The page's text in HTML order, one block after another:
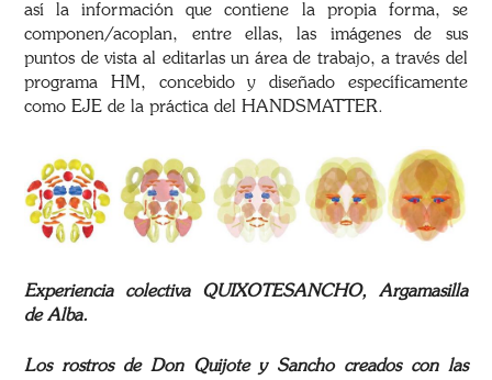
así la información que contiene la propia forma, se
componen/acoplan, entre ellas, las imágenes de sus
puntos de vista al editarlas un área de trabajo, a través del
programa HM, concebido y diseñado específicamente
como EJE de la práctica del HANDSMATTER.
Experiencia colectiva QUIXOTESANCHO, Argamasilla
de Alba.
Los rostros de Don Quijote y Sancho creados con las